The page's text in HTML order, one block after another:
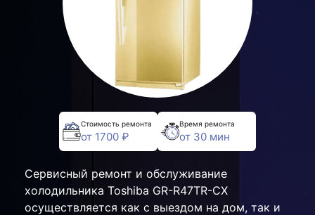
Стоимость ремонта
от 1700 ₽
Время ремонта
от 30 мин
Сервисный ремонт и обслуживание
холодильника Toshiba GR-R47TR-CX
осуществляется как с выездом на дом, так и